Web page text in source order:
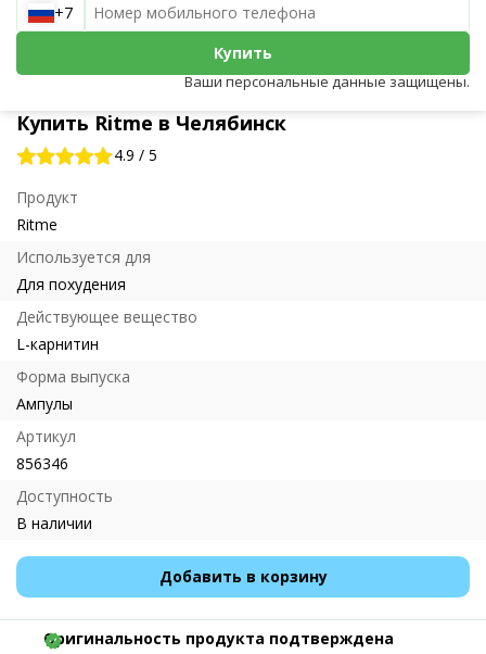
Купить Ritme в Челябинск
4.9 / 5
Продукт
Ritme
Используется для
Для похудения
Действующее вещество
L-карнитин
Форма выпуска
Ампулы
Артикул
856346
Доступность
В наличии
Добавить в корзину
+7
Купить
Ваши персональные данные защищены.
Оригинальность продукта подтверждена